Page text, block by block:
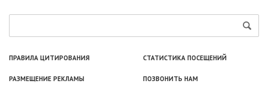
ПРАВИЛА ЦИТИРОВАНИЯ СТАТИСТИКА ПОСЕЩЕНИЙ
РАЗМЕЩЕНИЕ РЕКЛАМЫ ПОЗВОНИТЬ НАМ